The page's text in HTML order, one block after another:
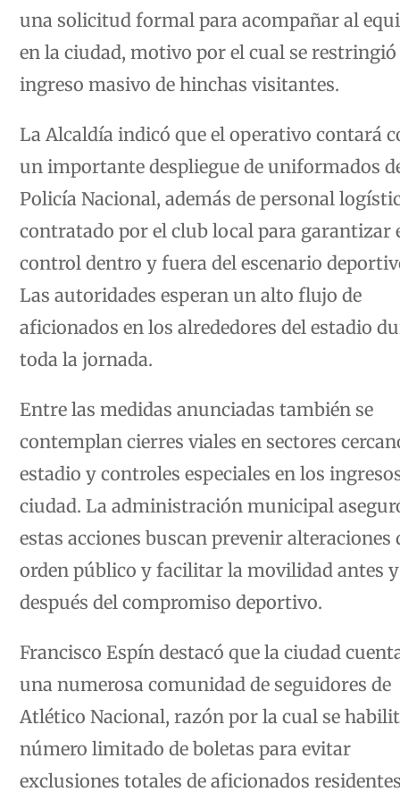
una solicitud formal para acompañar al
en la ciudad, motivo por el cual se restringió
ingreso masivo de hinchas visitantes.
La Alcaldía indicó que el operativo contará
un importante despliegue de uniformados
Policía Nacional, además de personal
contratado por el club local para garantizar
control dentro y fuera del escenario
Las autoridades esperan un alto flujo de
aficionados en los alrededores del estadio
toda la jornada.
Entre las medidas anunciadas también se
contemplan cierres viales en sectores
estadio y controles especiales en los
ciudad. La administración municipal
estas acciones buscan prevenir alteraciones
orden público y facilitar la movilidad antes y
después del compromiso deportivo.
Francisco Espín destacó que la ciudad
una numerosa comunidad de seguidores de
Atlético Nacional, razón por la cual se
número limitado de boletas para evitar
exclusiones totales de aficionados